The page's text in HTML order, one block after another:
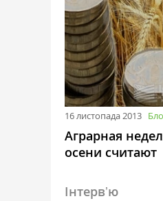
16 листопада 2013
Аграрная
осени считают
Інтервʼю